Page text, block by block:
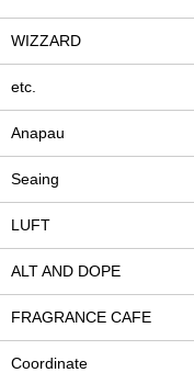
WIZZARD
etc.
Anapau
Seaing
LUFT
ALT AND DOPE
FRAGRANCE CAFE
Coordinate